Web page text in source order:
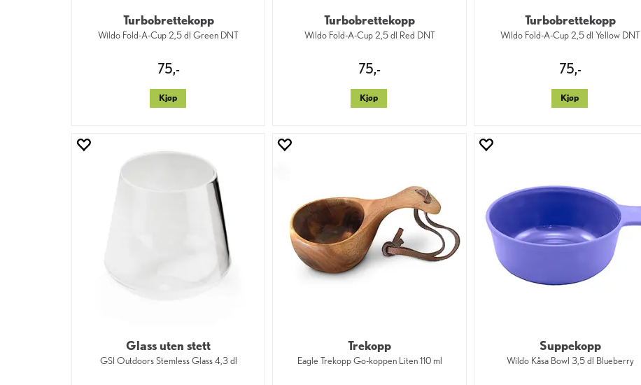
Turbobrettekopp
Wildo Fold-A-Cup 2,5 dl Green DNT
75,-
Kjøp
Turbobrettekopp
Wildo Fold-A-Cup 2,5 dl Red DNT
75,-
Kjøp
Turbobrettekopp
Wildo Fold-A-Cup 2,5 dl Yellow DNT
75,-
Kjøp
Glass uten stett
GSI Outdoors Stemless Glass 4,3 dl
Trekopp
Eagle Trekopp Go-koppen Liten 110 ml
Suppekopp
Wildo Kåsa Bowl 3,5 dl Blueberry